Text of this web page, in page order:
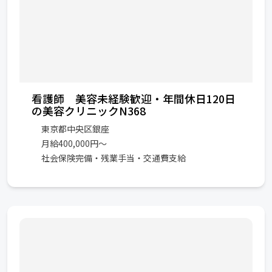
看護師 美容未経験歓迎・年間休日120日
の美容クリニックN368
東京都中央区銀座
月給400,000円～
社会保険完備・残業手当・交通費支給